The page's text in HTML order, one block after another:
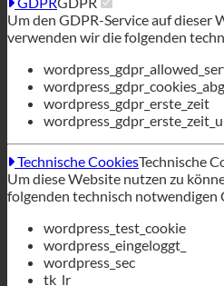
Technische CookiesTechnische
Um diese Website nutzen zu
folgenden technisch notwendigen
wordpress_test_cookie
wordpress_eingeloggt_
wordpress_sec
tk_lr
tk_oder
tk_r3d
Alle Dienstleistungen ablehnen
Speichern Sie
Alle Dienste akzeptieren
Deutsch